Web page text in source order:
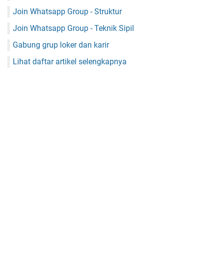
Join Whatsapp Group - Struktur
Join Whatsapp Group - Teknik Sipil
Gabung grup loker dan karir
Lihat daftar artikel selengkapnya